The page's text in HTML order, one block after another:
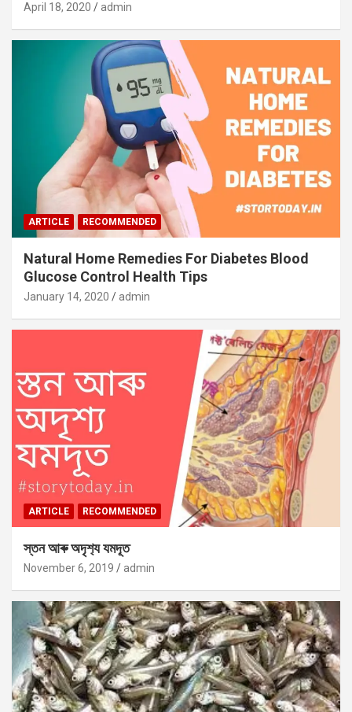
April 18, 2020 admin
ARTICLE RECOMMENDED
Natural Home Remedies For Diabetes Blood
Glucose Control Health Tips
January 14, 2020 admin
ARTICLE RECOMMENDED
স্তন আৰু অদৃশ‍্য যমদূত
November 6, 2019 admin